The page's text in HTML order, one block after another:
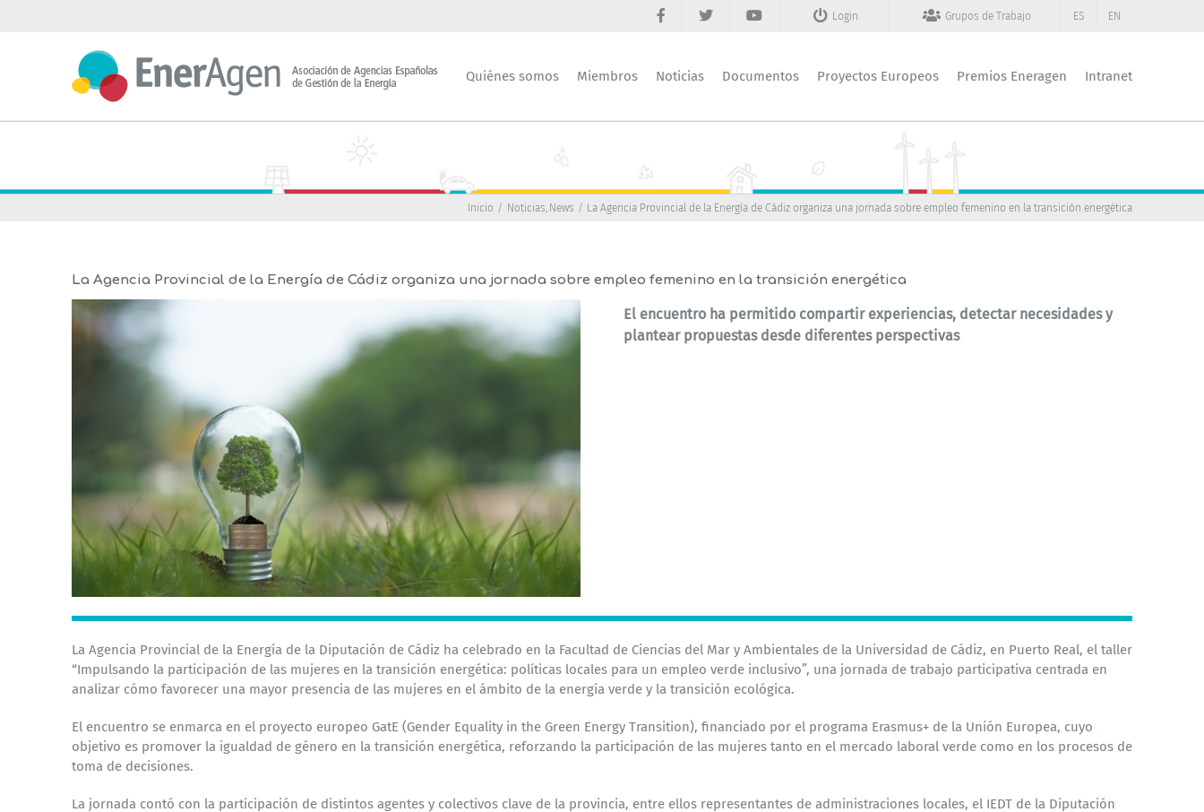
Login Grupos de Trabajo ES EN
Quiénes somos Miembros Noticias Documentos Proyectos Europeos Premios Eneragen Intranet
Inicio Noticias News La Agencia Provincial de la Energía de Cádiz organiza una jornada sobre empleo femenino en la transición energética
La Agencia Provincial de la Energía de Cádiz organiza una jornada sobre empleo femenino en la transición energética
El encuentro ha permitido compartir experiencias, detectar necesidades y
plantear propuestas desde diferentes perspectivas
La Agencia Provincial de la Energía de la Diputación de Cádiz ha celebrado en la Facultad de Ciencias del Mar y Ambientales de la Universidad de Cádiz, en Puerto Real, el taller
“Impulsando la participación de las mujeres en la transición energética: políticas locales para un empleo verde inclusivo”, una jornada de trabajo participativa centrada en
analizar cómo favorecer una mayor presencia de las mujeres en el ámbito de la energía verde y la transición ecológica.
El encuentro se enmarca en el proyecto europeo GatE (Gender Equality in the Green Energy Transition), financiado por el programa Erasmus+ de la Unión Europea, cuyo
objetivo es promover la igualdad de género en la transición energética, reforzando la participación de las mujeres tanto en el mercado laboral verde como en los procesos de
toma de decisiones.
La jornada contó con la participación de distintos agentes y colectivos clave de la provincia, entre ellos representantes de administraciones locales, el IEDT de la Diputación